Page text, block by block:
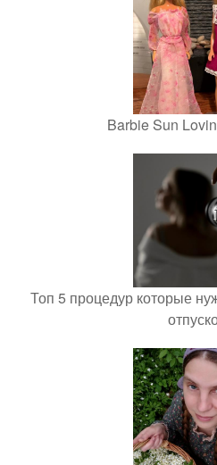
Barbie Sun
Топ 5 процедур которые